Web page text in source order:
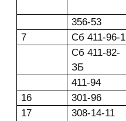
356-53
7
Сб 411-96-1
Сб 411-82-
ЗБ
411-94
16
301-96
17
308-14-11